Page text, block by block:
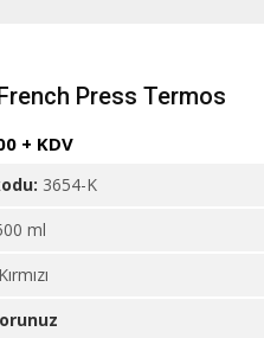
Press Termos
+ KDV
3654-K
ml
Kırmızı